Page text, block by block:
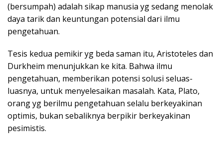
(bersumpah) adalah sikap manusia yg sedang menolak
daya tarik dan keuntungan potensial dari ilmu
pengetahuan.
Tesis kedua pemikir yg beda saman itu, Aristoteles dan
Durkheim menunjukkan ke kita. Bahwa ilmu
pengetahuan, memberikan potensi solusi seluas-
luasnya, untuk menyelesaikan masalah. Kata, Plato,
orang yg berilmu pengetahuan selalu berkeyakinan
optimis, bukan sebaliknya berpikir berkeyakinan
pesimistis.